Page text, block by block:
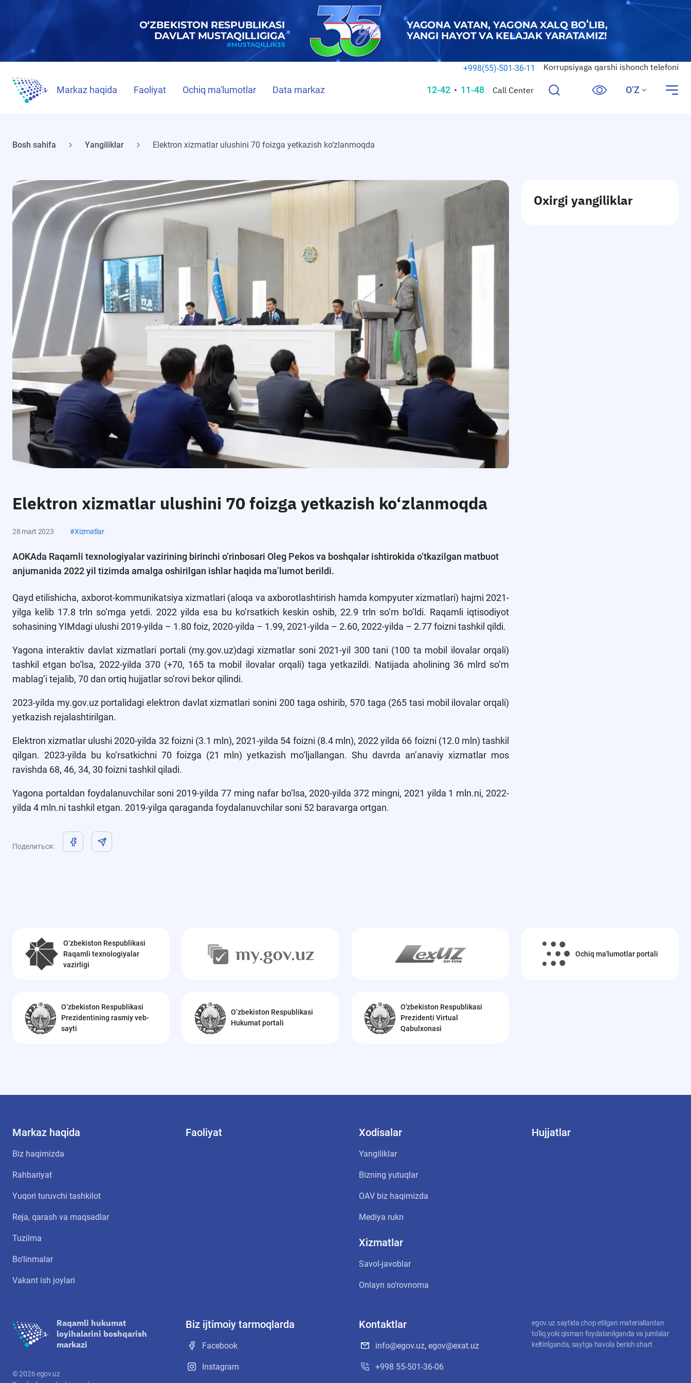
+998(55)-501-36-11 Korrupsiyaga qarshi ishonch telefoni
Markaz haqida Faoliyat Ochiq ma'lumotlar Data markaz 12-42 11-48 Call Center O‘Z
Bosh sahifa Yangiliklar Elektron xizmatlar ulushini 70 foizga yetkazish ko‘zlanmoqda
Elektron xizmatlar ulushini 70 foizga yetkazish ko‘zlanmoqda
28 mart 2023 #Xizmatlar
AOKAda Raqamli texnologiyalar vazirining birinchi o‘rinbosari Oleg Pekos va boshqalar ishtirokida o‘tkazilgan matbuot
anjumanida 2022 yil tizimda amalga oshirilgan ishlar haqida ma’lumot berildi.
Qayd etilishicha, axborot-kommunikatsiya xizmatlari (aloqa va axborotlashtirish hamda kompyuter xizmatlari) hajmi 2021-
yilga kelib 17.8 trln so‘mga yetdi. 2022 yilda esa bu ko‘rsatkich keskin oshib, 22.9 trln so‘m bo‘ldi. Raqamli iqtisodiyot
sohasining YIMdagi ulushi 2019-yilda – 1.80 foiz, 2020-yilda – 1.99, 2021-yilda – 2.60, 2022-yilda – 2.77 foizni tashkil qildi.
Yagona interaktiv davlat xizmatlari portali (my.gov.uz)dagi xizmatlar soni 2021-yil 300 tani (100 ta mobil ilovalar orqali)
tashkil etgan bo‘lsa, 2022-yilda 370 (+70, 165 ta mobil ilovalar orqali) taga yetkazildi. Natijada aholining 36 mlrd so‘m
mablag‘i tejalib, 70 dan ortiq hujjatlar so‘rovi bekor qilindi.
2023-yilda my.gov.uz portalidagi elektron davlat xizmatlari sonini 200 taga oshirib, 570 taga (265 tasi mobil ilovalar orqali)
yetkazish rejalashtirilgan.
Elektron xizmatlar ulushi 2020-yilda 32 foizni (3.1 mln), 2021-yilda 54 foizni (8.4 mln), 2022 yilda 66 foizni (12.0 mln) tashkil
qilgan. 2023-yilda bu ko‘rsatkichni 70 foizga (21 mln) yetkazish mo‘ljallangan. Shu davrda an’anaviy xizmatlar mos
ravishda 68, 46, 34, 30 foizni tashkil qiladi.
Yagona portaldan foydalanuvchilar soni 2019-yilda 77 ming nafar bo‘lsa, 2020-yilda 372 mingni, 2021 yilda 1 mln.ni, 2022-
yilda 4 mln.ni tashkil etgan. 2019-yilga qaraganda foydalanuvchilar soni 52 baravarga ortgan.
Поделиться:
Oxirgi yangiliklar
O‘zbekiston Respublikasi
Raqamli texnologiyalar
vazirligi
Ochiq ma'lumotlar portali
O‘zbekiston Respublikasi
Prezidentining rasmiy veb-
sayti
O‘zbekiston Respublikasi
Hukumat portali
O'zbekiston Respublikasi
Prezidenti Virtual
Qabulxonasi
Markaz haqida
Biz haqimizda
Rahbariyat
Yuqori turuvchi tashkilot
Reja, qarash va maqsadlar
Tuzilma
Bo'linmalar
Vakant ish joylari
Faoliyat Xodisalar
Yangiliklar
Bizning yutuqlar
OАV biz haqimizda
Mediya rukn
Xizmatlar
Savol-javoblar
Onlayn soʼrovnoma
Hujjatlar
Raqamli hukumat
loyihalarini boshqarish
markazi
©2026egov.uz
Biz ijtimoiy tarmoqlarda
Facebook
Instagram
Kontaktlar
info@egov.uz, egov@exat.uz
+998 55-501-36-06
egov.uz saytida chop etilgan materiallardan
to‘liq yoki qisman foydalanilganda va jumlalar
keltirilganda, saytga havola berish shart